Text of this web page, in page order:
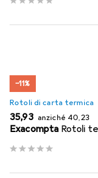
−11%
Rotoli di carta termica
EUR
35,93 anziché EUR
40,23
Exacompta Rotoli